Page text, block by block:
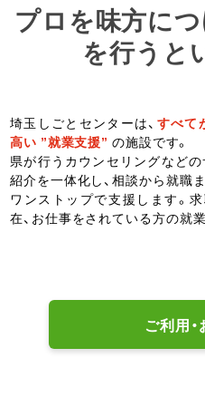
プロを味方につ
を行うと
埼玉しごとセンターは、 すべて
高い ”就業支援” の施設です。
県が行うカウンセリングなど
紹介を一体化し、相談から就職
ワンストップで支援します。
在、お仕事をされている方の就
ご利用